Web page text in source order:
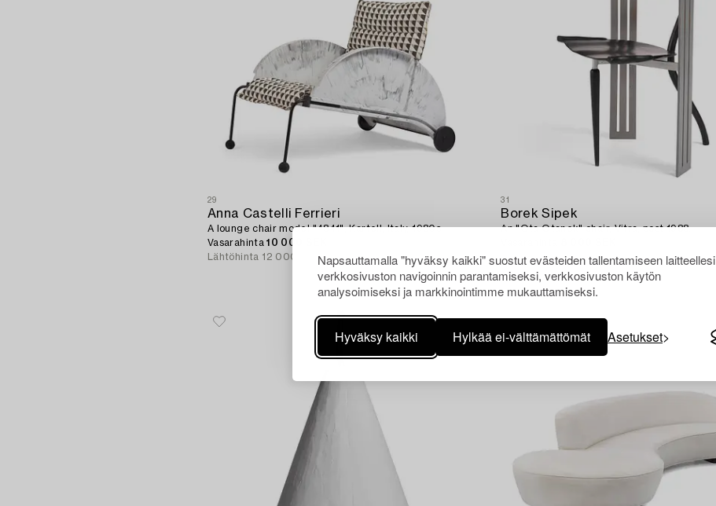
Napsauttamalla "hyväksy kaikki" suostut evästeiden tallentamiseen laitteellesi
verkkosivuston navigoinnin parantamiseksi, verkkosivuston käytön
analysoimiseksi ja markkinointimme mukauttamiseksi.
Hyväksy kaikki Hylkää ei-välttämättömät Asetukset
29
Anna Castelli Ferrieri
A lounge chair model "4841", Kartell, Italy, 1980s.
Vasarahinta10 000 SEK
Lähtöhinta 12 000 - 15 000 SEK
31
Borek Sipek
An "Ota Otanek" chair, Vitra, post 1988.
Lähtöhinta 8 000 - 10 000 SEK